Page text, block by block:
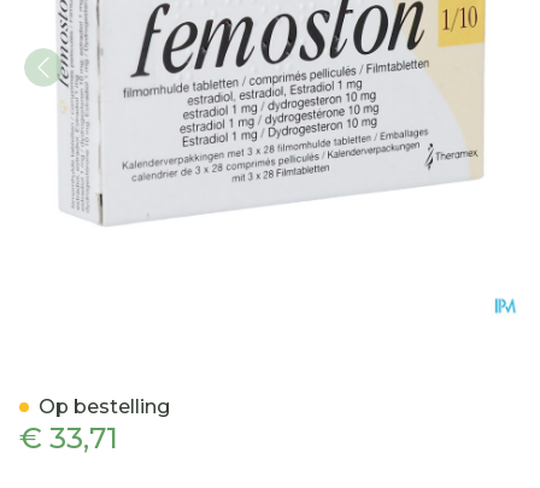
€ 33,71
Op bestelling